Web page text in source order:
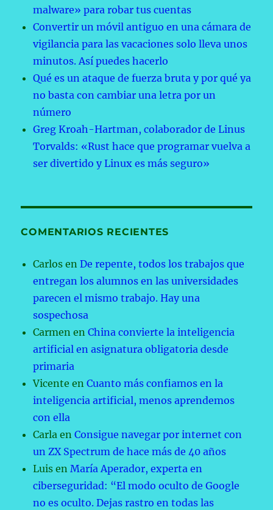
malware» para robar tus cuentas
Convertir un móvil antiguo en una cámara de
vigilancia para las vacaciones solo lleva unos
minutos. Así puedes hacerlo
Qué es un ataque de fuerza bruta y por qué ya
no basta con cambiar una letra por un
número
Greg Kroah-Hartman, colaborador de Linus
Torvalds: «Rust hace que programar vuelva a
ser divertido y Linux es más seguro»
COMENTARIOS RECIENTES
Carlos enDe repente, todos los trabajos que
entregan los alumnos en las universidades
parecen el mismo trabajo. Hay una
sospechosa
Carmen enChina convierte la inteligencia
artificial en asignatura obligatoria desde
primaria
Vicente enCuanto más confiamos en la
inteligencia artificial, menos aprendemos
con ella
Carla enConsigue navegar por internet con
un ZX Spectrum de hace más de 40 años
Luis enMaría Aperador, experta en
ciberseguridad: “El modo oculto de Google
no es oculto. Dejas rastro en todas las